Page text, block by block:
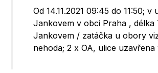
Od 14.11.2021 09:45 do 11:50; v
Jankovem v obci Praha , délka
Jankovem / zatáčka u obory
nehoda; 2 x OA, ulice